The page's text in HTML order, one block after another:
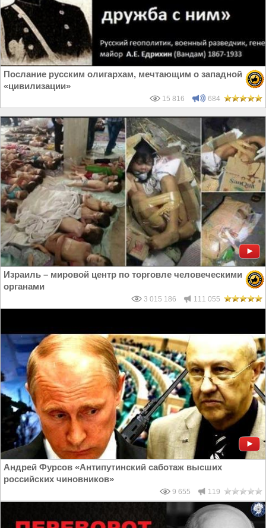
Послание русским олигархам, мечтающим о западной
«цивилизации»
15 816 684
Израиль – мировой центр по торговле человеческими
органами
3 015 186 111 055
Андрей Фурсов «Антипутинский саботаж высших
российских чиновников»
9 655 119